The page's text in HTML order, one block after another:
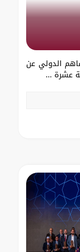
الدولي عن
عشرة ...